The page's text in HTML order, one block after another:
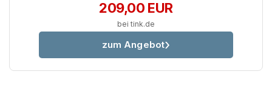
209,00 EUR
bei tink.de
zum Angebot